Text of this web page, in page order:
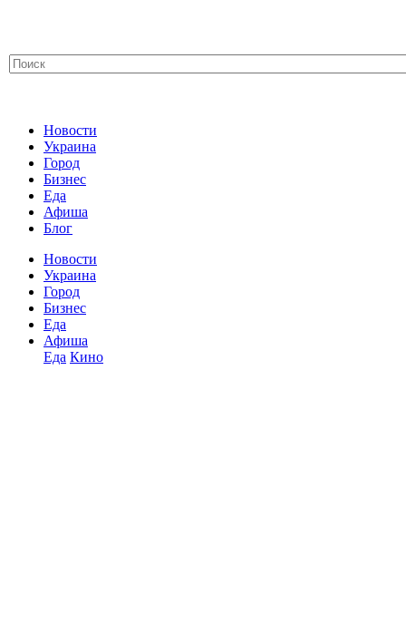
Новости
Украина
Город
Бизнес
Еда
Афиша
Блог
Новости
Украина
Город
Бизнес
Еда
Афиша
Еда Кино